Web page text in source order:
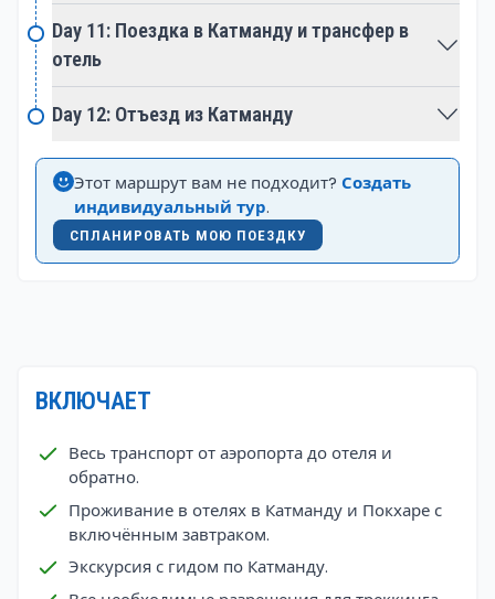
Доступный для туристов с разным уровнем
подготовки, трек к базовому лагерю Аннапурны —
это целостное приключение, которое органично
сочетает захватывающее высокогорное
восхождение с культурным погружением,
духовными открытиями и потрясающей красотой
разнообразных гималайских пейзажей Непала.
Day 11: Поездка в Катманду и трансфер в
отель
Day 12: Отъезд из Катманду
Этот маршрут вам не подходит? Создать
индивидуальный тур.
СПЛАНИРОВАТЬ МОЮ ПОЕЗДКУ
ВКЛЮЧАЕТ
Весь транспорт от аэропорта до отеля и
обратно.
Проживание в отелях в Катманду и Покхаре с
включённым завтраком.
Экскурсия с гидом по Катманду.